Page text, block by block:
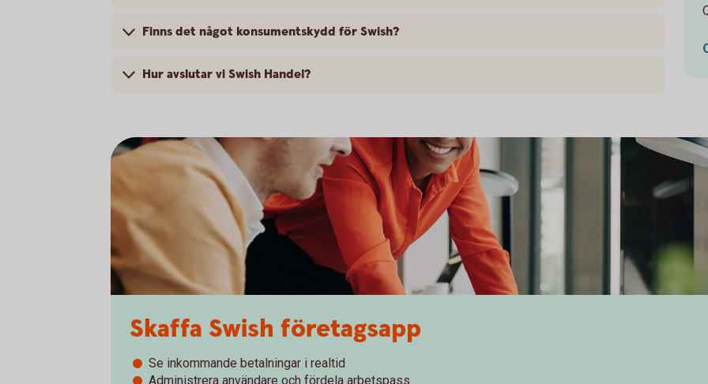
Finns det något konsumentskydd för Swish?
Hur avslutar vi Swish Handel?
Skaffa Swish företagsapp
Se inkommande betalningar i realtid
Administrera användare och fördela arbetspass